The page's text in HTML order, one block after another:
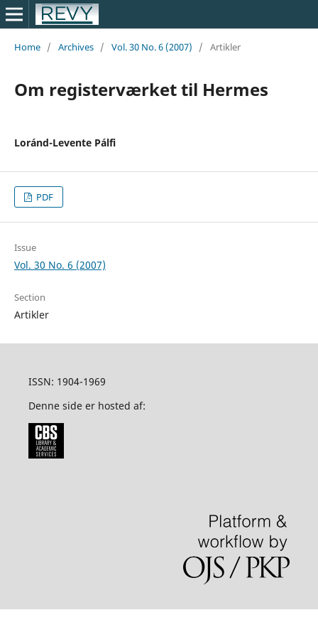
Home / Archives / Vol. 30 No. 6 (2007) / Artikler
Om registerværket til Hermes
Loránd-Levente Pálfi
PDF
Issue
Vol. 30 No. 6 (2007)
Section
Artikler
ISSN: 1904-1969
Denne side er hosted af: